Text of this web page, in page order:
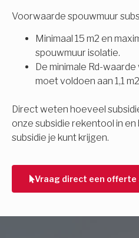
Voorwaarde spouwmuur
Minimaal 15 m2 en
spouwmuur isolatie.
De minimale Rd-
moet voldoen aan 1,1
Direct weten hoeveel
onze subsidie rekentool in
subsidie je kunt krijgen.
Vraag direct een offerte
Gevelisolatie
Vorige
Achternaam
Vorige